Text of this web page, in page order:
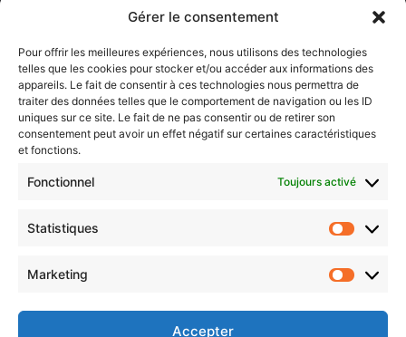
Gérer le consentement
Pour offrir les meilleures expériences, nous utilisons des technologies
telles que les cookies pour stocker et/ou accéder aux informations des
appareils. Le fait de consentir à ces technologies nous permettra de
traiter des données telles que le comportement de navigation ou les ID
uniques sur ce site. Le fait de ne pas consentir ou de retirer son
consentement peut avoir un effet négatif sur certaines caractéristiques
et fonctions.
Fonctionnel Toujours activé
Statistiques
Marketing
Accepter
Newsletter gratuite
Choisissez : matin, soir ou hebdo ?
votre